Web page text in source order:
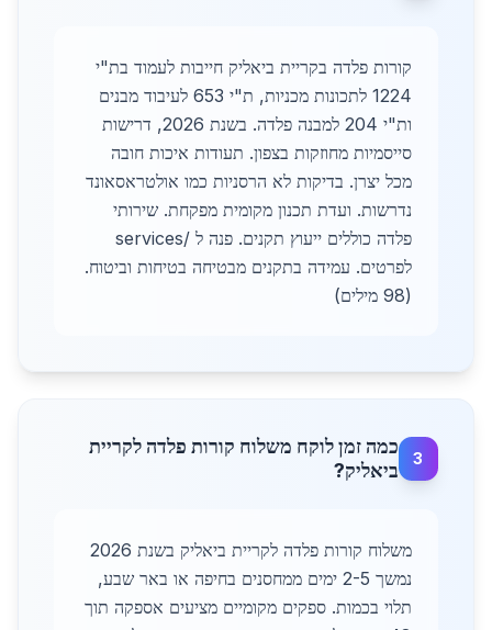
קורות פלדה בקריית ביאליק חייבות לעמוד בת"י
1224 לתכונות מכניות, ת"י 653 לעיבוד מבנים
ות"י 204 למבנה פלדה. בשנת 2026, דרישות
סייסמיות מחוזקות בצפון. תעודות איכות חובה
מכל יצרן. בדיקות לא הרסניות כמו אולטראסאונד
נדרשות. ועדת תכנון מקומית מפקחת. שירותי
פלדה כוללים ייעוץ תקנים. פנה ל /services
לפרטים. עמידה בתקנים מבטיחה בטיחות וביטוח.
(98 מילים)
3
כמה זמן לוקח משלוח קורות פלדה לקריית
ביאליק?
משלוח קורות פלדה לקריית ביאליק בשנת 2026
נמשך 2-5 ימים ממחסנים בחיפה או באר שבע,
תלוי בכמות. ספקים מקומיים מציעים אספקה תוך